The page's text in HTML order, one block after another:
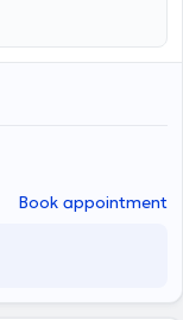
Book appointment